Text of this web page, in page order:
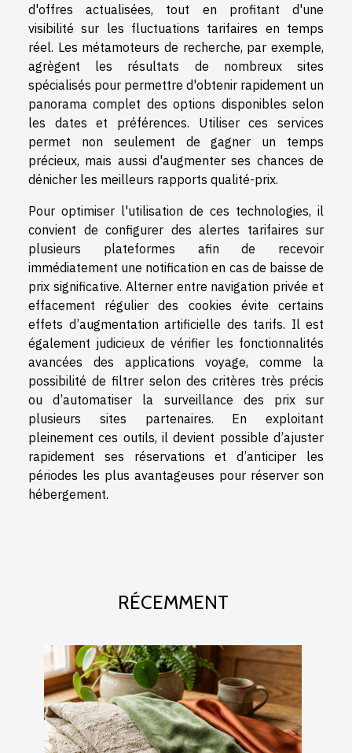
d'offres actualisées, tout en profitant d'une
visibilité sur les fluctuations tarifaires en temps
réel. Les métamoteurs de recherche, par exemple,
agrègent les résultats de nombreux sites
spécialisés pour permettre d'obtenir rapidement un
panorama complet des options disponibles selon
les dates et préférences. Utiliser ces services
permet non seulement de gagner un temps
précieux, mais aussi d'augmenter ses chances de
dénicher les meilleurs rapports qualité-prix.
Pour optimiser l'utilisation de ces technologies, il
convient de configurer des alertes tarifaires sur
plusieurs plateformes afin de recevoir
immédiatement une notification en cas de baisse de
prix significative. Alterner entre navigation privée et
effacement régulier des cookies évite certains
effets d’augmentation artificielle des tarifs. Il est
également judicieux de vérifier les fonctionnalités
avancées des applications voyage, comme la
possibilité de filtrer selon des critères très précis
ou d’automatiser la surveillance des prix sur
plusieurs sites partenaires. En exploitant
pleinement ces outils, il devient possible d’ajuster
rapidement ses réservations et d’anticiper les
périodes les plus avantageuses pour réserver son
hébergement.
RÉCEMMENT